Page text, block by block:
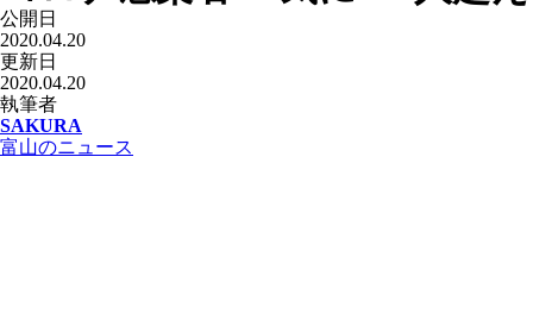
公開日
2020.04.20
更新日
2020.04.20
執筆者
SAKURA
富山のニュース